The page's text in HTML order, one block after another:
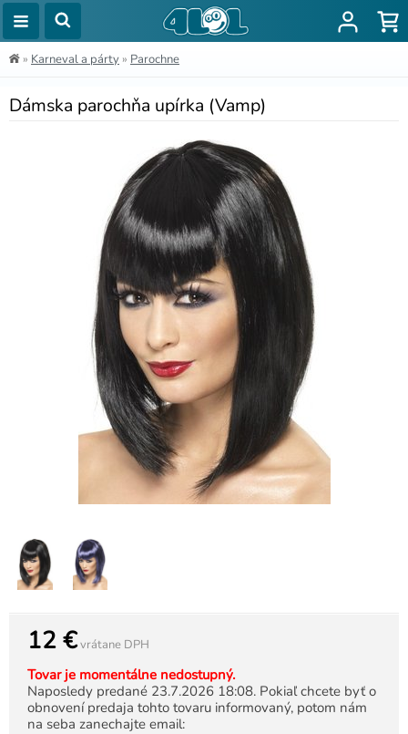
» Karneval a párty » Parochne
Dámska parochňa upírka (Vamp)
12 €vrátane DPH
Tovar je momentálne nedostupný.
Naposledy predané 23.7.2026 18:08. Pokiaľ chcete byť o
obnovení predaja tohto tovaru informovaný, potom nám
na seba zanechajte email: